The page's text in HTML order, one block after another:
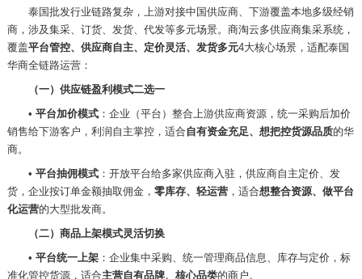
泰国批发行业链路复杂，上游对接中国供应商、下游覆盖本地多级经销
商，涉及集采、订货、发货、代发等多元场景。商淘云多供应商集采系统，
覆盖平台管控、供应商自主、定价灵活、发货多元4大核心场景，适配泰国
华商全链路运营：
（一）供应链盈利模式二选一
• 平台加价模式：企业（平台）整合上游供应商资源，统一采购后加价
销售给下游客户，利润自主掌控，适合自有资金充足、想把控货源品质的华
商。
• 平台抽佣模式：开放平台给多家供应商入驻，供应商自主定价、发
货，企业按订单金额抽取佣金， 零库存、轻运营，适合想整合资源、做平台
化运营的大型批发商。
（二）商品上架模式灵活切换
• 平台统一上架：企业集中采购、统一管理商品信息、库存与定价，标
准化管控货源，适合主营自有品牌、核心品类的商户。